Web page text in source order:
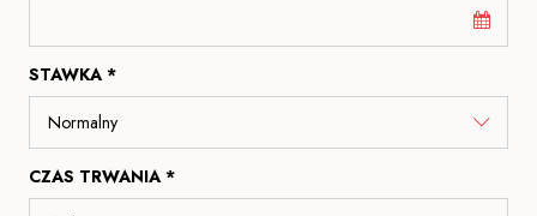
STAWKA *
CZAS TRWANIA *